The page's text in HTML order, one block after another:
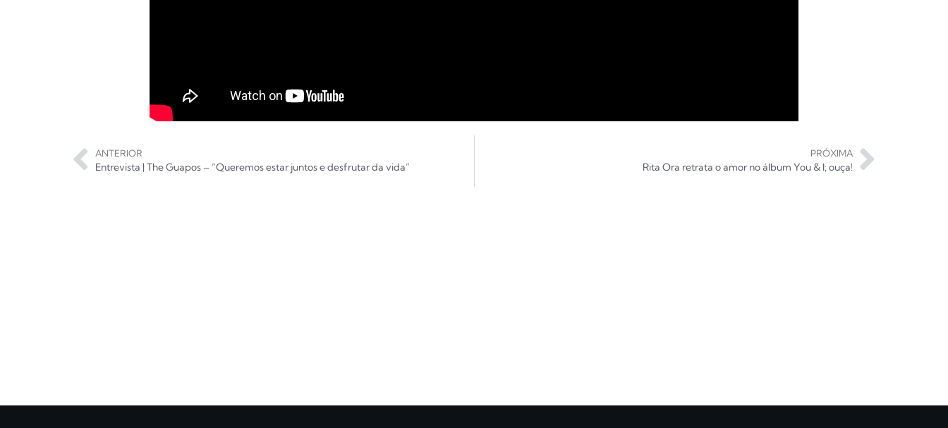
ANTERIOR
Entrevista | The Guapos – “Queremos estar juntos e desfrutar da vida”
PRÓXIMA
Rita Ora retrata o amor no álbum You & I; ouça!